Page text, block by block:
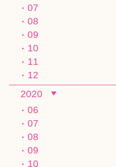
07
08
09
10
11
12
2020
06
07
08
09
10